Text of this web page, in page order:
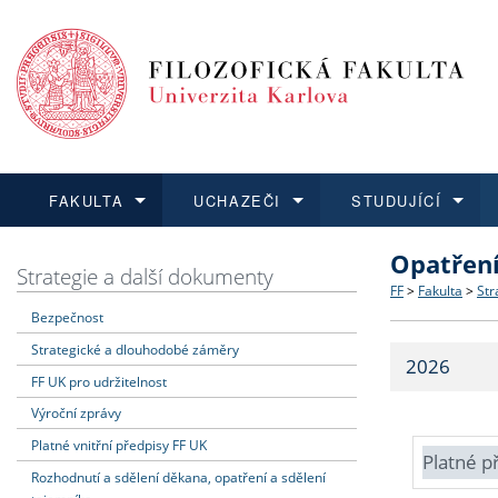
FAKULTA
Dozvědět se více
Struktura
Strategie
Fakultní
UCHAZEČI
Podat přihlášku
Co
Učitelské
STUDUJÍCÍ
Dozvědět se více
Dozvědět se více
O vědě a
Dozvědět se více
Aktuální
Strategie a další dokumenty
Bezpečnost
Strategické a dlouhodobé záměry
FF UK pro udržitelnost
Výroční zprávy
Platné vnitřní předpisy FF UK
Rozhodnutí a sdělení děkana, opatření a sdělení
FF > Fakulta >
2026
Platné